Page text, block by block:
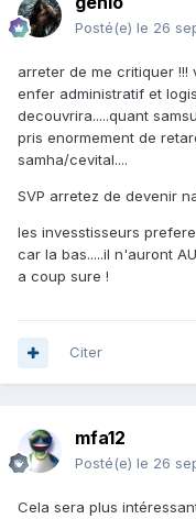
Posté(e) le 26
arreter de me critiquer
enfer administratif et
decouvrira.....quant
pris enormement de
samha/cevital....
SVP arretez de devenir
les invesstisseurs
car la bas.....il n'auront
a coup sure !
Citer
mfa12
Posté(e) le 26
Cela sera plus